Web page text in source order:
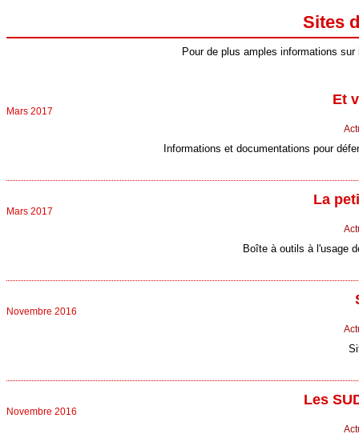
Sites
Pour de plus amples informations
Et
Mars 2017
Informations et documentations pour
La
Mars 2017
Boîte à outils à l'usage
Novembre 2016
Les
Novembre 2016